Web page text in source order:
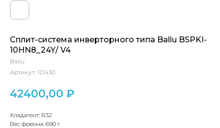
Сплит-система инверторного типа Ballu BSPKI-
10HN8_24Y/ V4
Ballu
Артикул: 121430
42400,00 ₽
Хладагент: R32
Вес фреона: 690 г